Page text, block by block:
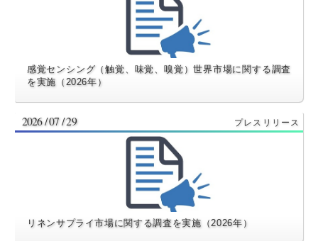
感覚センシング（触覚、味覚、嗅覚）世界市場に関する調査
を実施（2026年）
2026 / 07 / 29
リネンサプライ市場に関する調査を実施（2026年）